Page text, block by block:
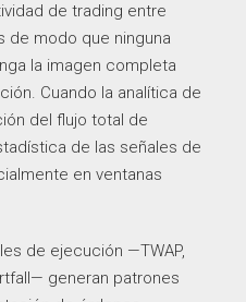
de trading entre
de modo que ninguna
la imagen completa
Cuando la analítica de
del flujo total de
de las señales de
en ventanas
de ejecución —TWAP,
generan patrones